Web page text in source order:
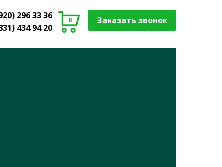
296 33 36
434 94 20
0 Заказать звонок